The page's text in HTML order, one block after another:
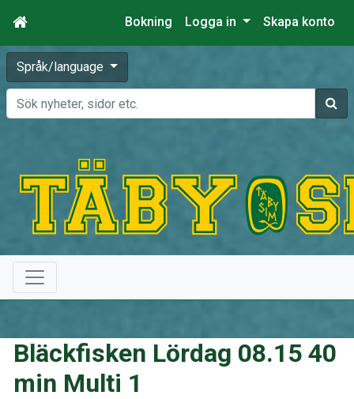
Bokning Logga in Skapa konto
Språk/language
Sök
Bläckfisken Lördag 08.15 40
min Multi 1